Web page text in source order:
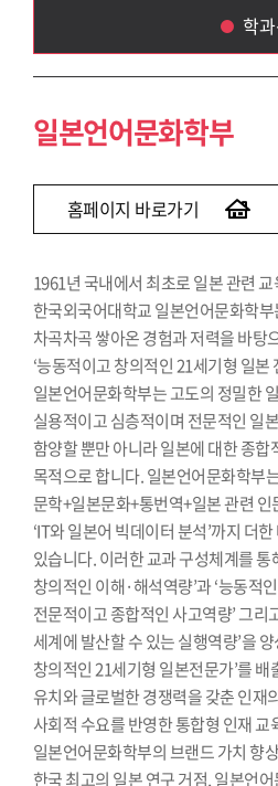
학
일본언
일본언어문화학부
홈페이지 바로가기
1961년 국내에서 최초로 일본 관련
한국외국어대학교 일본언어문화학
차곡차곡 쌓아온 경험과 저력을 바탕
‘능동적이고 창의적인 21세기형 일
일본언어문화학부는 고도의 정밀한
실용적이고 심층적이며 전문적인 일
함양할 뿐만 아니라 일본에 대한 종
목적으로 합니다. 일본언어문화학부
문학+일본문화+통번역+일본 관련
‘IT와 일본어 빅데이터 분석’까지 더
있습니다. 이러한 교과 구성체계를
창의적인 이해·해석역량’과 ‘능동적
전문적이고 종합적인 사고역량’ 그리
세계에 발산할 수 있는 실행역량’을
창의적인 21세기형 일본전문가’를
유치와 글로벌한 경쟁력을 갖춘 인재
사회적 수요를 반영한 통합형 인재 교
일본언어문화학부의 브랜드 가치 향
한국 최고의 일본 연구 거점, 일본언